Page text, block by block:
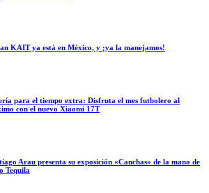
KAIT ya está en México, y ¡ya la manejamos!
para el tiempo extra: Disfruta el mes futbolero al
con el nuevo Xiaomi 17T
Arau presenta su exposición «Canchas» de la mano de
Tequila